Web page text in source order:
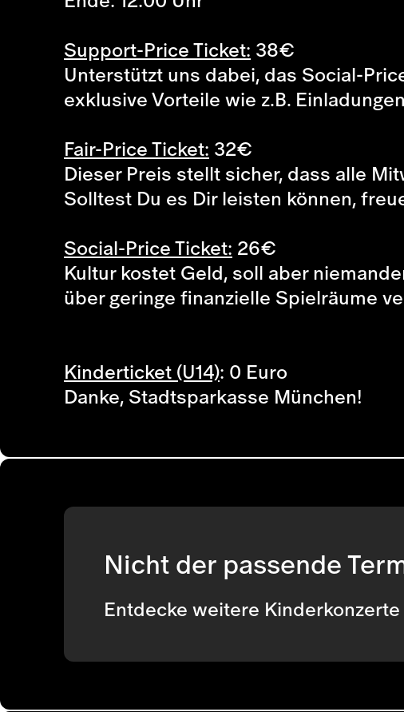
Support-Price Ticket: 38€
Unterstützt uns dabei, das Social-
exklusive Vorteile wie z.B.
Fair-Price Ticket: 32€
Dieser Preis stellt sicher, dass alle
Solltest Du es Dir leisten können,
Social-Price Ticket: 26€
Kultur kostet Geld, soll aber
über geringe finanzielle Spielräume
Kinderticket (U14): 0 Euro
Danke, Stadtsparkasse München!
Nicht der passende
Entdecke weitere